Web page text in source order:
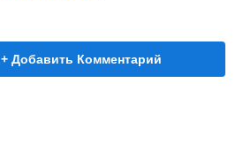
+ Добавить Комментарий